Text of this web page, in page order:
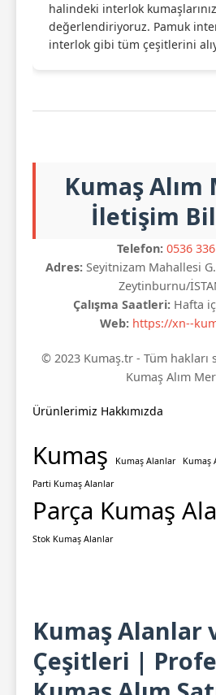
halindeki interlok
değerlendiriyoruz. Pamuk
interlok gibi tüm çeşitlerini
Kumaş Alım
İletişim
Telefon: 0536
Adres:Seyitnizam Mahallesi
Zeytinburnu/
Çalışma Saatleri:Hafta
Web: https://xn--
© 2023 Kumaş.tr - Tüm hakları
Kumaş Alım
Ürünlerimiz Hakkımızda
Kumaş Kumaş Alanlar Kumaş
Parti Kumaş Alanlar
Parça Kumaş
Stok Kumaş Alanlar
Kumaş Alanlar
Çeşitleri |